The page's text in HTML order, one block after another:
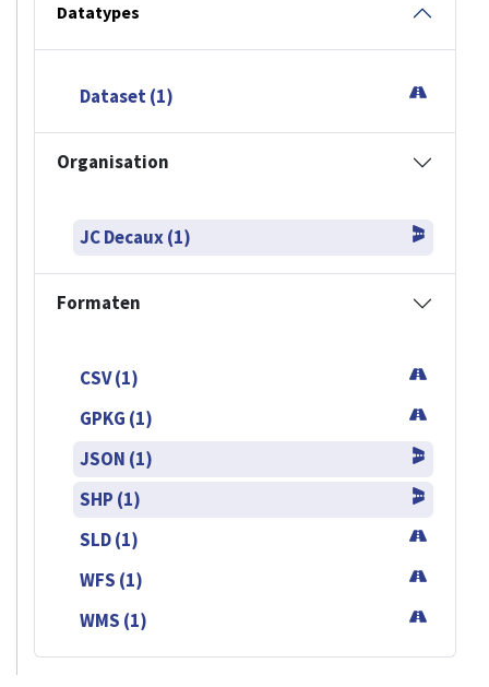
Datatypes
Dataset (1)
Organisation
JC Decaux (1)
Formaten
CSV (1)
GPKG (1)
JSON (1)
SHP (1)
SLD (1)
WFS (1)
WMS (1)